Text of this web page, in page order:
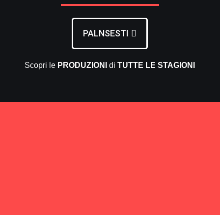
PALNSESTI
Scopri le PRODUZIONI diTUTTE LE STAGIONI